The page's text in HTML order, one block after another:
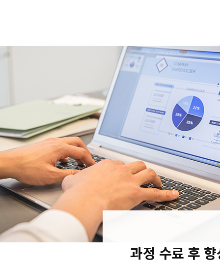
과정 수료 후